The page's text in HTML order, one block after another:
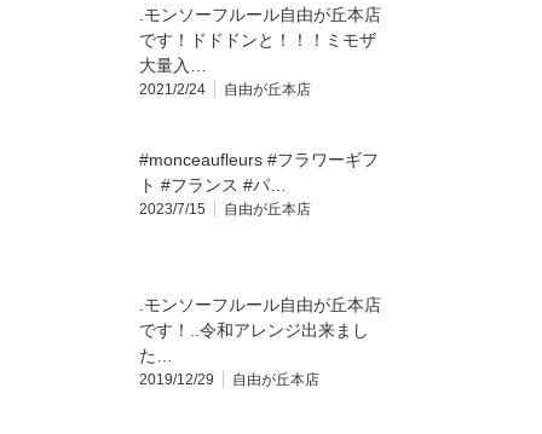
.モンソーフルール自由が丘本店
です！ドドドンと！！！ミモザ
大量入…
2021/2/24 自由が丘本店
#monceaufleurs #フラワーギフ
ト #フランス #パ…
2023/7/15 自由が丘本店
.モンソーフルール自由が丘本店
です！..令和アレンジ出来まし
た️…
2019/12/29 自由が丘本店